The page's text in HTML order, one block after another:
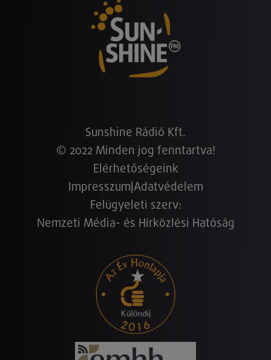
Sunshine Rádió Kft.
© 2022 Minden jog fenntartva!
Elérhetőségeink
Impresszum Adatvédelem
Felügyeleti szerv:
Nemzeti Média- és Hírközlési Hatóság